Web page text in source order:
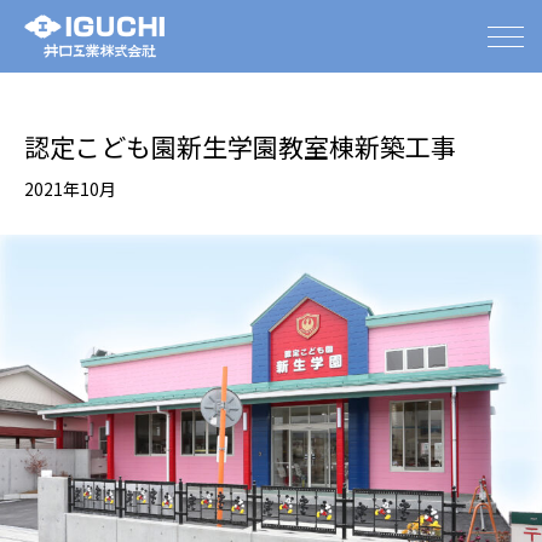
認定こども園新生学園教室棟新築工事
2021年10月